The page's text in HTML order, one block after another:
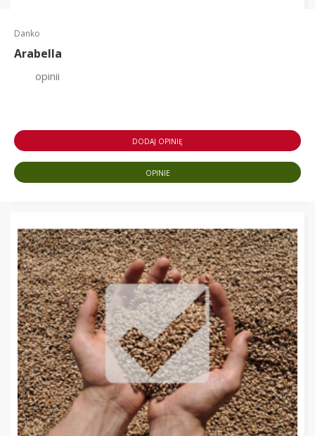
Danko
Arabella
opinii
DODAJ OPINIĘ
OPINIE